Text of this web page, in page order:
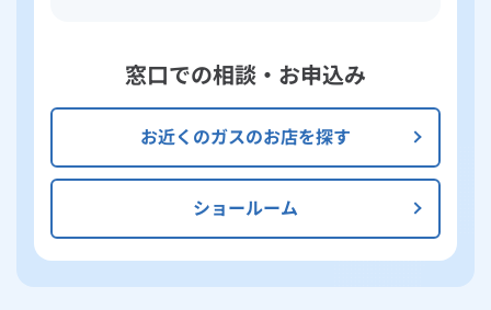
窓口での相談・お申込み
お近くのガスのお店を探す
ショールーム